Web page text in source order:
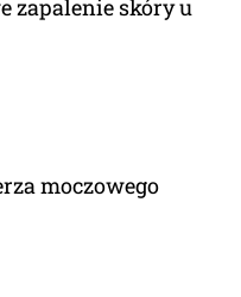
zapalenie skóry u
moczowego